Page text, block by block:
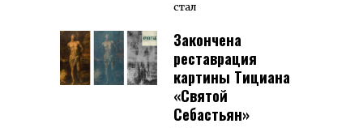
стал
Закончена
реставрация
картины Тициана
«Святой
Себастьян»